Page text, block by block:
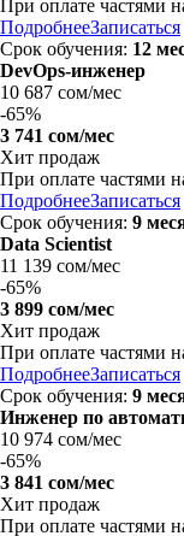
При оплате частями
ПодробнееЗаписаться
Срок обучения: 12
DevOps-инженер
10 687 сом/мес
-65%
3 741 сом/мес
Хит продаж
При оплате частями
ПодробнееЗаписаться
Срок обучения: 9
Data Scientist
11 139 сом/мес
-65%
3 899 сом/мес
Хит продаж
При оплате частями
ПодробнееЗаписаться
Срок обучения: 9
Инженер по
10 974 сом/мес
-65%
3 841 сом/мес
Хит продаж
При оплате частями